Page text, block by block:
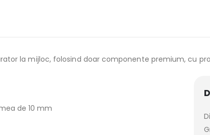
la mijloc, folosind doar componente premium, cu
de 10 mm